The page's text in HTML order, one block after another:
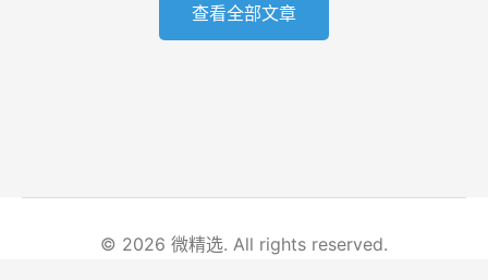
查看全部文章
© 2026 微精选. All rights reserved.